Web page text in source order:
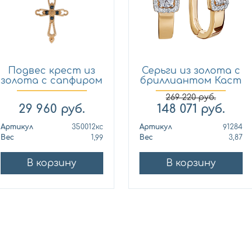
Подвес крест из
золота с сапфиром
Кло...
29 960 руб.
Артикул
350012кс
Вес
1,99
В корзину
Серьги из золота с
бриллиантом Каст
ю...
269 220руб.
148 071 руб.
Артикул
91284
Вес
3,87
В корзину